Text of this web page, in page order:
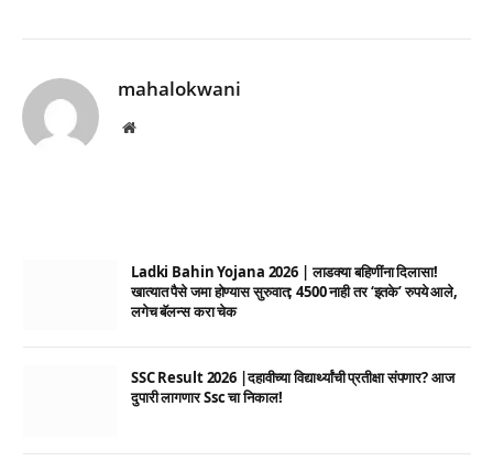
mahalokwani
Website
Ladki Bahin Yojana 2026 | लाडक्या बहिणींना दिलासा!
खात्यात पैसे जमा होण्यास सुरुवात; 4500 नाही तर ‘इतके’ रुपये आले,
लगेच बॅलन्स करा चेक
SSC Result 2026 |दहावीच्या विद्यार्थ्यांची प्रतीक्षा संपणार? आज
दुपारी लागणार Ssc चा निकाल!